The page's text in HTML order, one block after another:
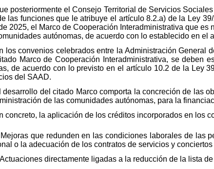
posteriormente el Consejo Territorial de Servicios
las funciones que le atribuye el artículo 8.2.a) de la Ley
2025, el Marco de Cooperación Interadministrativa que
autónomas, de acuerdo con lo establecido en el
los convenios celebrados entre la Administración General
Marco de Cooperación Interadministrativa, se deben
de acuerdo con lo previsto en el artículo 10.2 de la Ley
del SAAD.
desarrollo del citado Marco comporta la concreción de las
de las comunidades autónomas, para la
concreto, la aplicación de los créditos incorporados en los
que redunden en las condiciones laborales de las
o la adecuación de los contratos de servicios y
directamente ligadas a la reducción de la lista